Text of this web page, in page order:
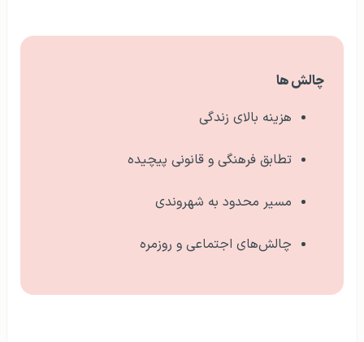
چالش ها
هزینه بالای زندگی
تطابق فرهنگی و قانونی پیچیده
مسیر محدود به شهروندی
چالش‌های اجتماعی و روزمره